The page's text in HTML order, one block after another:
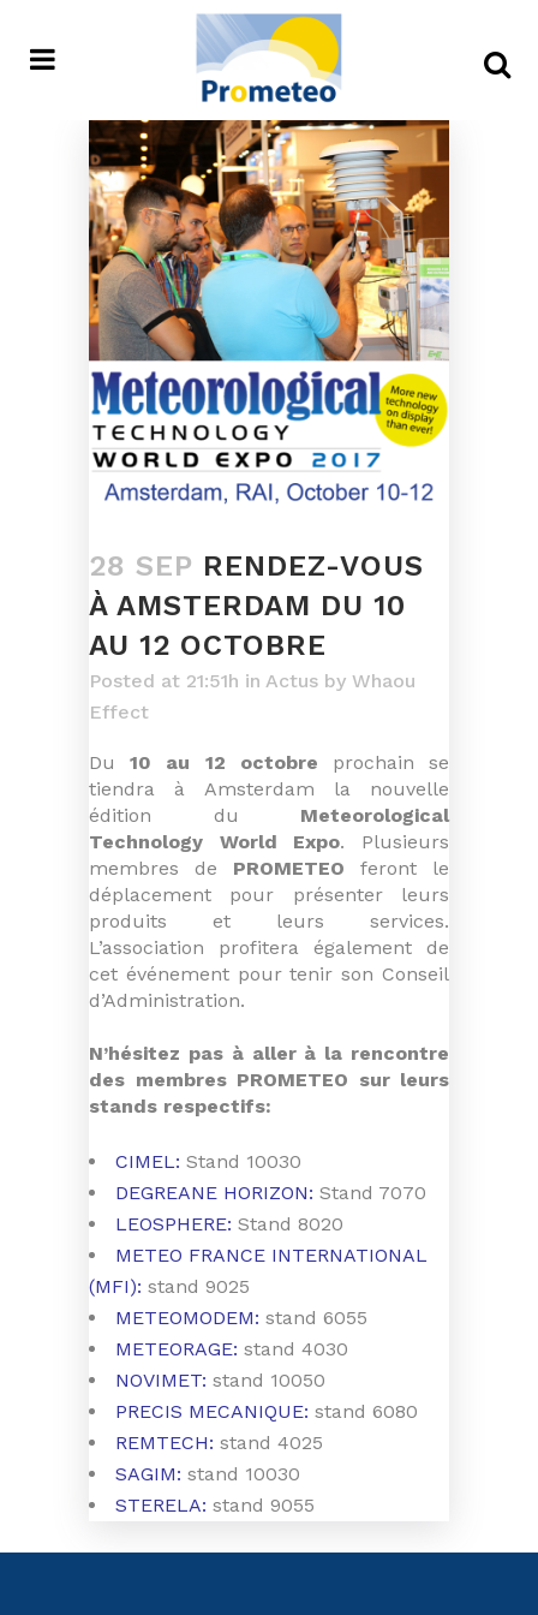
28 SEP RENDEZ-VOUS
À AMSTERDAM DU 10
AU 12 OCTOBRE
Posted at 21:51h in Actus by Whaou
Effect
Du10 au 12 octobre prochain se
tiendra à Amsterdam la nouvelle
édition du Meteorological
Technology World Expo. Plusieurs
membres de PROMETEO feront le
déplacement pour présenter leurs
produits et leurs services.
L’association profitera également de
cet événement pour tenir son Conseil
d’Administration.
N’hésitez pas à aller à la rencontre
des membres PROMETEO sur leurs
stands respectifs:
CIMEL: Stand 10030
DEGREANE HORIZON: Stand 7070
LEOSPHERE: Stand 8020
METEO FRANCE INTERNATIONAL
(MFI): stand 9025
METEOMODEM: stand 6055
METEORAGE: stand 4030
NOVIMET: stand 10050
PRECIS MECANIQUE: stand 6080
REMTECH: stand 4025
SAGIM: stand 10030
STERELA: stand 9055